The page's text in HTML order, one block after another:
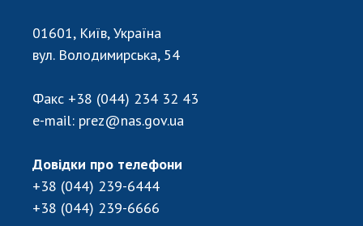
01601, Київ, Україна
вул. Володимирська, 54
Факс +38 (044) 234 32 43
e-mail: prez@nas.gov.ua
Довідки про телефони
+38 (044) 239-6444
+38 (044) 239-6666